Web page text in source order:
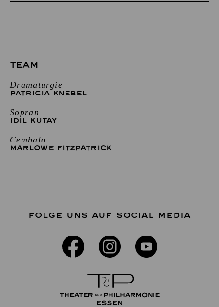
TEAM
Dramaturgie
PATRICIA KNEBEL
Sopran
IDIL KUTAY
Cembalo
MARLOWE FITZPATRICK
FOLGE UNS AUF SOCIAL MEDIA